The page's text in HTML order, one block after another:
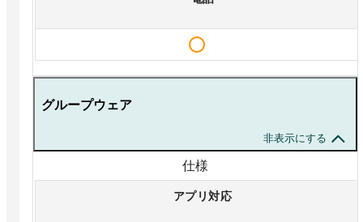
グループウェア
非表示にする
仕様
アプリ対応